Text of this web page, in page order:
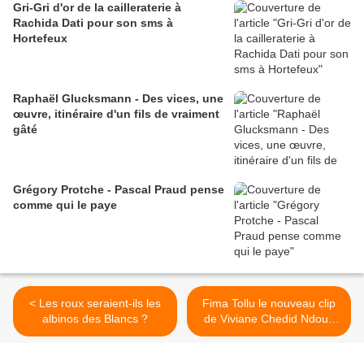
Gri-Gri d'or de la cailleraterie à
Rachida Dati pour son sms à
Hortefeux
Raphaël Glucksmann - Des vices, une
œuvre, itinéraire d'un fils de vraiment
gâté
Grégory Protche - Pascal Praud pense
comme qui le paye
< Les roux seraient-ils les
albinos des Blancs ?
Fima Tollu le nouveau clip
de Viviane Chedid Ndour,
Produit par Bouba Ndour et